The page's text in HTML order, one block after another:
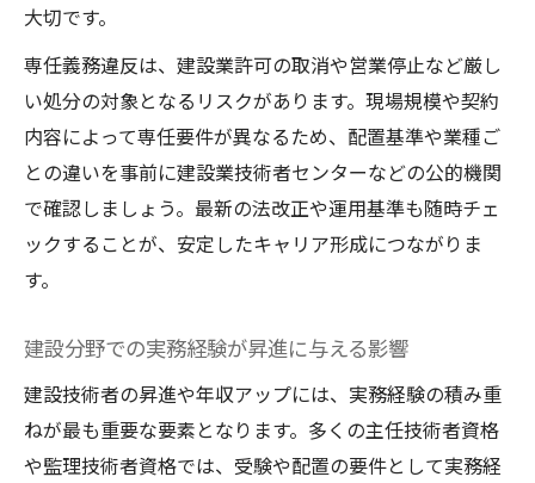
大切です。
専任義務違反は、建設業許可の取消や営業停止など厳し
い処分の対象となるリスクがあります。現場規模や契約
内容によって専任要件が異なるため、配置基準や業種ご
との違いを事前に建設業技術者センターなどの公的機関
で確認しましょう。最新の法改正や運用基準も随時チェ
ックすることが、安定したキャリア形成につながりま
す。
建設分野での実務経験が昇進に与える影響
建設技術者の昇進や年収アップには、実務経験の積み重
ねが最も重要な要素となります。多くの主任技術者資格
や監理技術者資格では、受験や配置の要件として実務経